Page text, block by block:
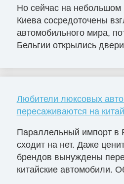
Но сейчас на небольшом
Киева сосредоточены
автомобильного мира,
Бельгии открылись
Любители люксовых
пересаживаются на
Параллельный импорт в
сходит на нет. Даже
брендов вынуждены
китайские автомобили.